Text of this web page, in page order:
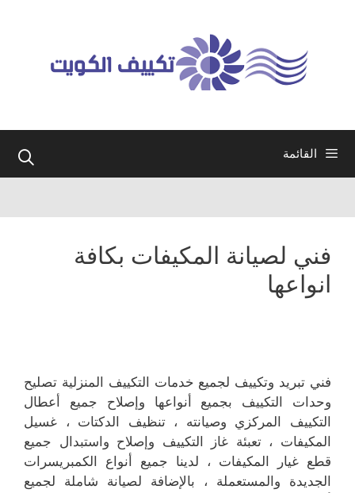
القائمة
فني لصيانة المكيفات بكافة
انواعها
فني تبريد وتكييف لجميع خدمات التكييف المنزلية تصليح
وحدات التكييف بجميع أنواعها وإصلاح جميع أعطال
التكييف المركزي وصيانته ، تنظيف الدكتات ، غسيل
المكيفات ، تعبئة غاز التكييف وإصلاح واستبدال جميع
قطع غيار المكيفات ، لدينا جميع أنواع الكمبريسرات
الجديدة والمستعملة ، بالإضافة لصيانة شاملة لجميع